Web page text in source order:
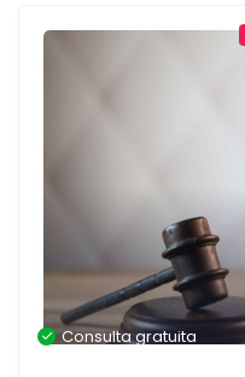
Consulta gratuita